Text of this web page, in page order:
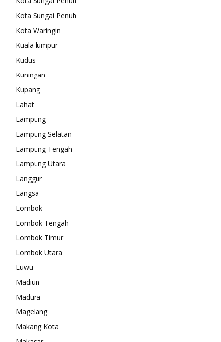
Kota Sungai Penuh
Kota Waringin
Kuala lumpur
Kudus
Kuningan
Kupang
Lahat
Lampung
Lampung Selatan
Lampung Tengah
Lampung Utara
Langgur
Langsa
Lombok
Lombok Tengah
Lombok Timur
Lombok Utara
Luwu
Madiun
Madura
Magelang
Makang Kota